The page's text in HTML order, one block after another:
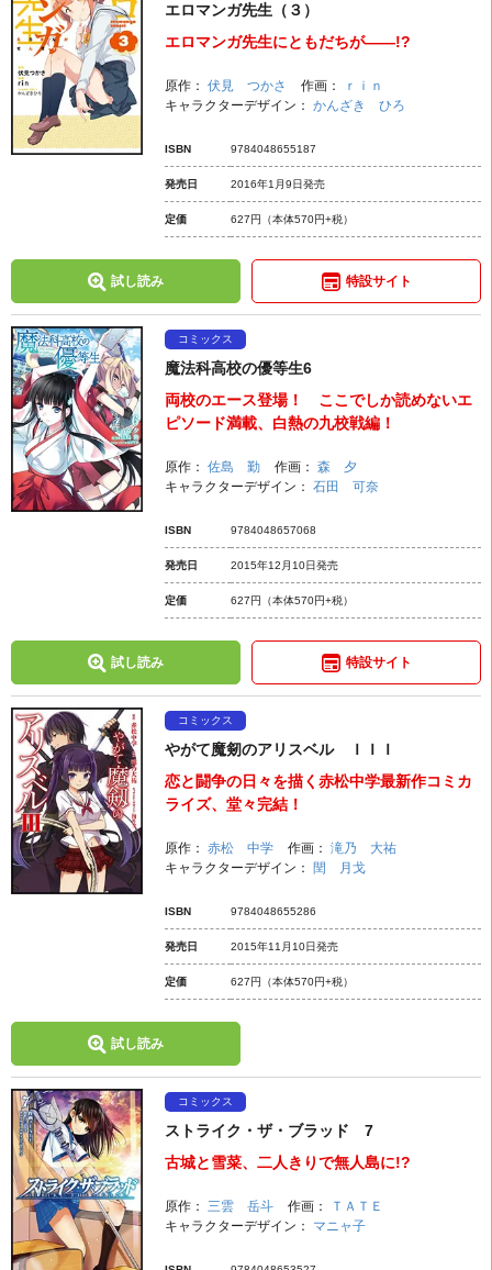
エロマンガ先生（３）
エロマンガ先生にともだちが――!?
原作： 伏見 つかさ 作画：
ｒｉｎ
キャラクターデザイン： かんざき ひろ
ISBN 9784048655187
発売日 2016年1月9日発売
定価 627円 （本体570円+税）
試し読み 特設サイト
コミックス
魔法科高校の優等生6
両校のエース登場！ ここでしか読めないエ
ピソード満載、白熱の九校戦編！
原作： 佐島 勤 作画： 森 夕
キャラクターデザイン： 石田 可奈
ISBN 9784048657068
発売日 2015年12月10日発売
定価 627円 （本体570円+税）
試し読み 特設サイト
コミックス
やがて魔剱のアリスベル ＩＩＩ
恋と闘争の日々を描く赤松中学最新作コミカ
ライズ、堂々完結！
原作： 赤松 中学 作画： 滝乃 大祐
キャラクターデザイン： 閏 月戈
ISBN 9784048655286
発売日 2015年11月10日発売
定価 627円 （本体570円+税）
試し読み
コミックス
ストライク・ザ・ブラッド 7
古城と雪菜、二人きりで無人島に!?
原作： 三雲 岳斗 作画：
ＴＡＴＥ
キャラクターデザイン： マニャ子